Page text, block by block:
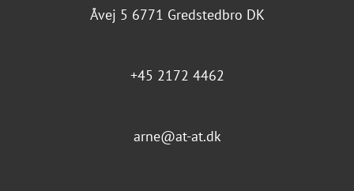
Åvej 5 6771 Gredstedbro DK
+45 2172 4462
arne@at-at.dk